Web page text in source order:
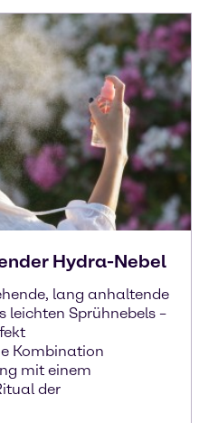
Hydra-Nebel
lang anhaltende
leichten Sprühnebels –
Kombination
mit einem
der